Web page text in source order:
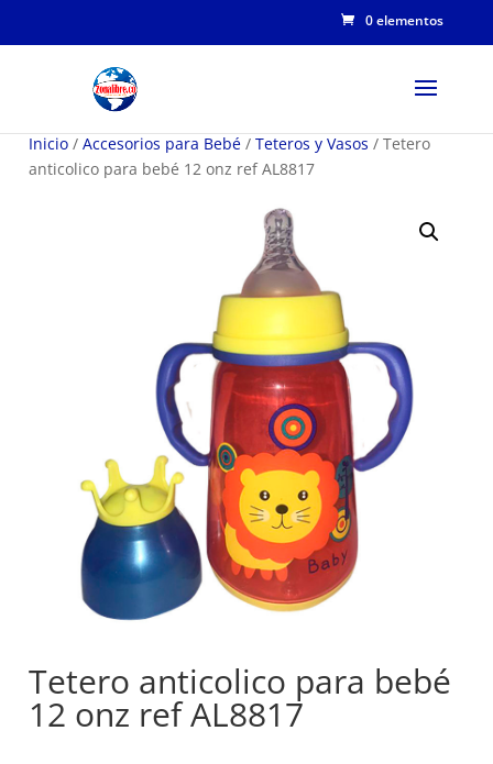
0 elementos
Inicio / Accesorios para Bebé / Teteros y Vasos / Tetero
anticolico para bebé 12 onz ref AL8817
Tetero anticolico para bebé
12 onz ref AL8817